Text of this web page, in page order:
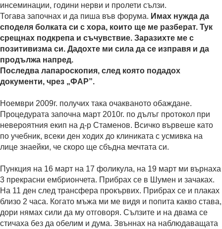
инсеминации, години нерви и пролети сълзи.
Тогава започнах и да пиша във форума. Имах нужда да
споделя болката си с хора, които ще ме разберат. Тук
срещнах подкрепа и съчувствие. Заразихте ме с
позитивизма си. Дадохте ми сила да се изправя и да
продължа напред.
Последва лапароскопия, след която подадох
документи, чрез „ФАР”.
Ноември 2009г. получих така очакваното обаждане.
Процедурата започна март 2010г. по дълъг протокол при
невероятния екип на д-р Стаменов. Всичко вървеше като
по учебник, всеки ден ходих до клиниката с усмивка на
лице знаейки, че скоро ще сбъдна мечтата си.
Пункция на 16 март на 17 фоликула, на 19 март ми върнаха
3 прекрасни ембриончета. Прибрах се в Шумен и зачаках.
На 11 ден след трансфера прокървих. Прибрах се и плаках
близо 2 часа. Когато мъжа ми ме видя и попита какво става,
дори нямах сили да му отговоря. Сълзите и на двама се
стичаха без да обелим и дума. Звъннах на наблюдаващата